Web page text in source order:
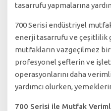
tasarrufu yapmalarına
700 Serisi endüstriyel
enerji tasarrufu ve çeşitlilik
mutfakların vazgeçilmez bir
profesyonel şeflerin ve
operasyonlarını daha
yardımcı olurken,
700 Serisi ile Mutfak